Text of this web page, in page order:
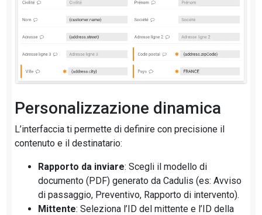
Personalizzazione dinamica
L’interfaccia ti permette di definire con precisione il
contenuto e il destinatario:
Rapporto da inviare: Scegli il modello di
documento (PDF) generato da Cadulis (es: Avviso
di passaggio, Preventivo, Rapporto di intervento).
Mittente: Seleziona l’ID del mittente e l’ID della